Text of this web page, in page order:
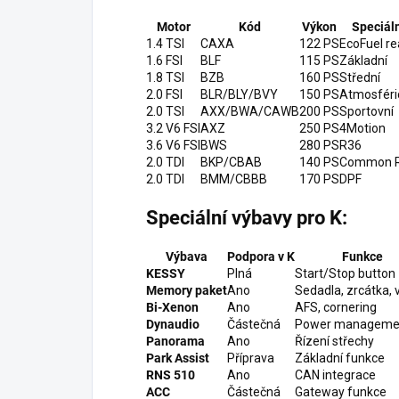
Motor Kód Výkon
1.4 TSI
CAXA 122 PSEcoFuel
1.6 FSI
BLF 115 PSZákladní
1.8 TSI
BZB 160 PSStřední
2.0 FSI
BLR/BLY/BVY 150 PS
2.0 TSI
AXX/BWA/CAWB200 PSSportovní
3.2 V6 FSI AXZ 250 PS4Motion
3.6 V6 FSI BWS 280 PSR36
2.0 TDI
BKP/CBAB 140 PSCommon
2.0 TDI
BMM/CBBB 170 PSDPF
Speciální výbavy pro K:
Výbava Podpora v K
Funkce
KESSY
Plná
Start/Stop button
Memory paketAno
Sedadla, zrcátka,
Bi-Xenon
Ano
AFS, cornering
Dynaudio
Částečná
Power
Panorama
Ano
Řízení střechy
Park Assist
Příprava
Základní funkce
RNS 510
Ano
CAN integrace
ACC
Částečná Gateway funkce